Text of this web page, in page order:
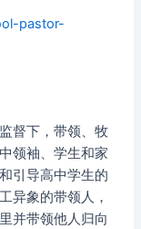
pastor-
督下，带领、牧
领袖、学生和家
引导高中学生的
异象的带领人，
并带领他人归向